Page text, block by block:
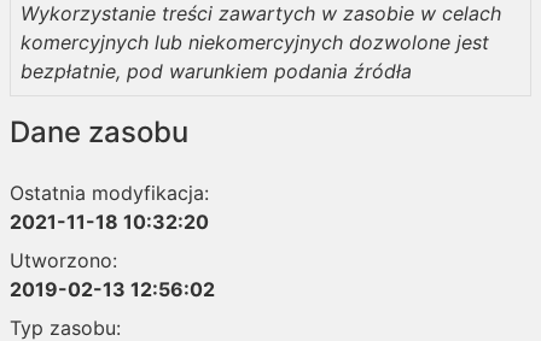
Wykorzystanie treści zawartych w zasobie w celach
komercyjnych lub niekomercyjnych dozwolone jest
bezpłatnie, pod warunkiem podania źródła
Dane zasobu
Ostatnia modyfikacja:
2021-11-18 10:32:20
Utworzono:
2019-02-13 12:56:02
Typ zasobu: